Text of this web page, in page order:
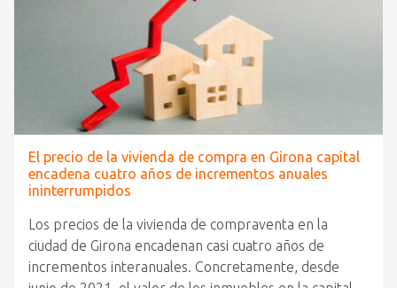
El precio de la vivienda de compra en Girona capital
encadena cuatro años de incrementos anuales
ininterrumpidos
Los precios de la vivienda de compraventa en la
ciudad de Girona encadenan casi cuatro años de
incrementos interanuales. Concretamente, desde